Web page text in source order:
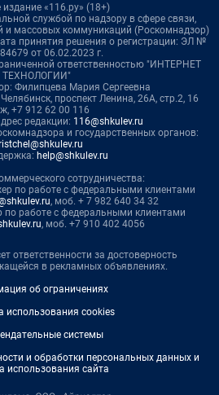
издание «116.ру» (18+)
службой по надзору в сфере связи,
и массовых коммуникаций (Роскомнадзор)
принятия решения о регистрации: ЭЛ №
от 06.02.2023 г.
ответственностью "ИНТЕРНЕТ
ТЕХНОЛОГИИ"
Филипцева Мария Сергеевна
проспект Ленина, 26А, стр.2, 16
+7 912 62 00 116
редакции: 116@shkulev.ru
и государственных органов:
help@shkulev.ru
сотрудничества:
по работе с федеральными клиентами
, моб. + 7 982 640 34 32
по работе с федеральными клиентами
, моб. +7 910 402 4056
ответственности за достоверность
в рекламных объявлениях.
об ограничениях
использования cookies
системы
и обработки персональных данных и
использования сайта